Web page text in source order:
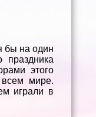
бы на один
праздника
этого
всем мире.
играли в